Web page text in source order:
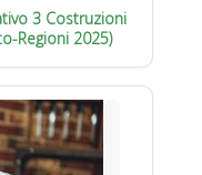
3 Costruzioni
Regioni 2025)